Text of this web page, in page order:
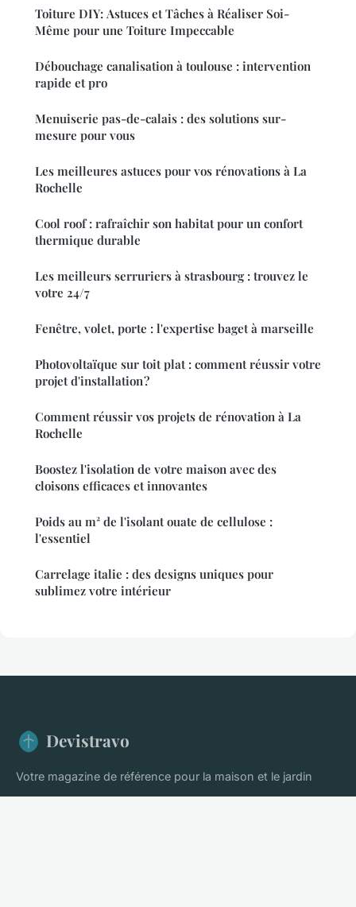
Toiture DIY: Astuces et Tâches à Réaliser Soi-
Même pour une Toiture Impeccable
Débouchage canalisation à toulouse : intervention
rapide et pro
Menuiserie pas-de-calais : des solutions sur-
mesure pour vous
Les meilleures astuces pour vos rénovations à La
Rochelle
Cool roof : rafraîchir son habitat pour un confort
thermique durable
Les meilleurs serruriers à strasbourg : trouvez le
votre 24/7
Fenêtre, volet, porte : l'expertise baget à marseille
Photovoltaïque sur toit plat : comment réussir votre
projet d'installation ?
Comment réussir vos projets de rénovation à La
Rochelle
Boostez l'isolation de votre maison avec des
cloisons efficaces et innovantes
Poids au m² de l'isolant ouate de cellulose :
l'essentiel
Carrelage italie : des designs uniques pour
sublimez votre intérieur
Devistravo
Votre magazine de référence pour la maison et le jardin